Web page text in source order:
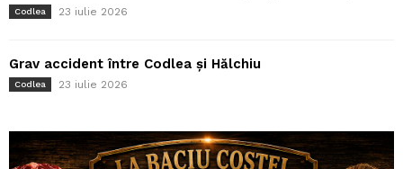
Codlea 23 iulie 2026
Grav accident între Codlea și Hălchiu
Codlea 23 iulie 2026